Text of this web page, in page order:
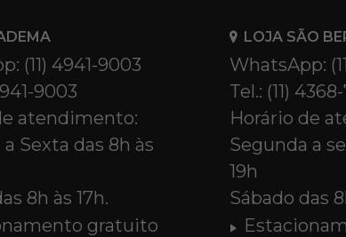
(11) 4941-9003
9003
atendimento:
Sexta das 8h às
8h às 17h.
gratuito
LOJA SÃO
WhatsApp:
Tel.: (11) 4368-
Horário de
Segunda a
19h
Sábado das